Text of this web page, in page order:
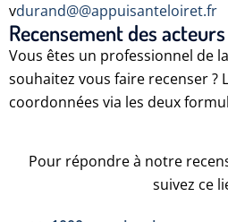
vdurand@@appuisanteloiret.fr
Recensement des
Vous êtes un professionnel de
souhaitez vous faire recenser ?
coordonnées via les deux
Pour répondre à notre
suivez ce